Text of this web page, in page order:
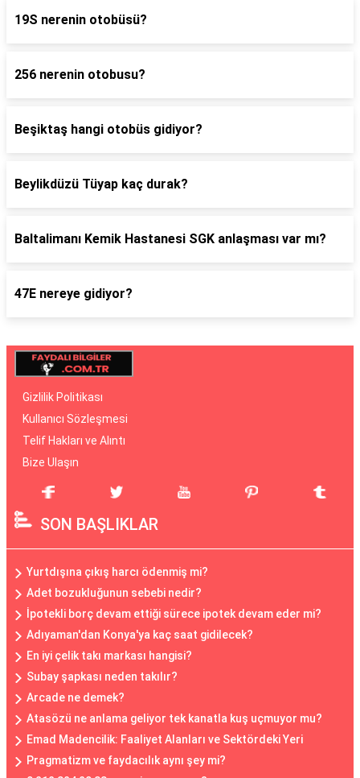
19S nerenin otobüsü?
256 nerenin otobusu?
Beşiktaş hangi otobüs gidiyor?
Beylikdüzü Tüyap kaç durak?
Baltalimanı Kemik Hastanesi SGK anlaşması var mı?
47E nereye gidiyor?
Gizlilik Politikası
Kullanıcı Sözleşmesi
Telif Hakları ve Alıntı
Bize Ulaşın
SON BAŞLIKLAR
Yurtdışına çıkış harcı ödenmiş mi?
Adet bozukluğunun sebebi nedir?
İpotekli borç devam ettiği sürece ipotek devam eder mi?
Adıyaman'dan Konya'ya kaç saat gidilecek?
En iyi çelik takı markası hangisi?
Subay şapkası neden takılır?
Arcade ne demek?
Atasözü ne anlama geliyor tek kanatla kuş uçmuyor mu?
Emad Madencilik: Faaliyet Alanları ve Sektördeki Yeri
Pragmatizm ve faydacılık aynı şey mi?